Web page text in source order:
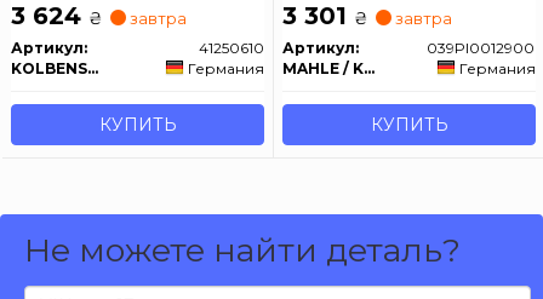
3 624 ₴ завтра
Артикул:
41250610
KOLBENSCHMIDT
Германия
КУПИТЬ
3 301 ₴ завтра
Артикул:
MAHLE / KNECHT
Германия
КУПИТЬ
Не можете найти деталь?